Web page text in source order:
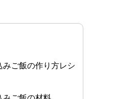
ご飯の作り方レシ